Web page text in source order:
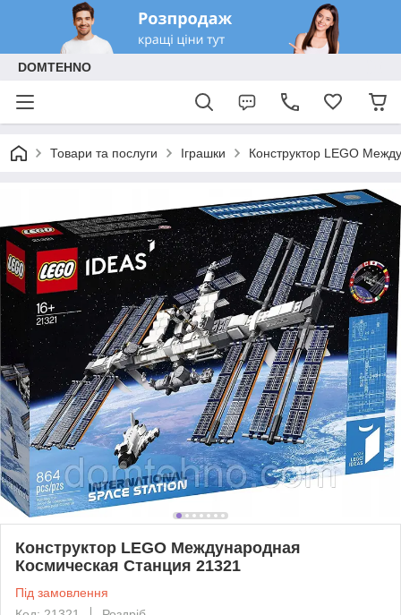
DOMTEHNO
Товари та послуги Іграшки Конструктор LEGO
Конструктор LEGO Международная
Космическая Станция 21321
Під замовлення